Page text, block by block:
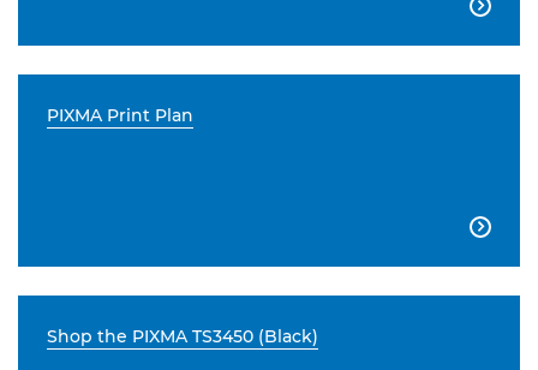

PIXMA Print Plan

Shop the PIXMA TS3450 (Black)